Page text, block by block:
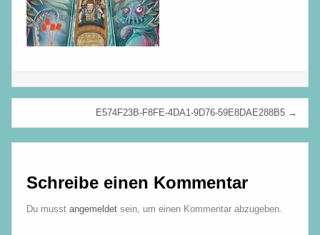
Beitragsnavigation
E574F23B-F8FE-4DA1-9D76-59E8DAE288B5 →
Schreibe einen Kommentar
Du musst angemeldet sein, um einen Kommentar abzugeben.